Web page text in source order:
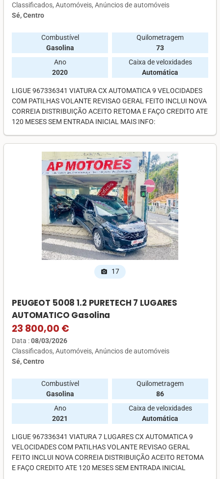
Classificados Automóveis Anúncios de automóveis
Sé, Centro
Combustível
Gasolina
Quilometragem
73
Ano
2020
Caixa de veloxidades
Automática
LIGUE 967336341 VIATURA CX AUTOMATICA 9 VELOCIDADES
COM PATILHAS VOLANTE REVISAO GERAL FEITO INCLUI NOVA
CORREIA DISTRIBUIÇÃO ACEITO RETOMA E FAÇO CREDITO ATE
120 MESES SEM ENTRADA INICIAL MAIS INFO:
photo_camera 17
PEUGEOT 5008 1.2 PURETECH 7 LUGARES
AUTOMATICO Gasolina
23 800,00 €
Data :08/03/2026
Classificados Automóveis Anúncios de automóveis
Sé, Centro
Combustível
Gasolina
Quilometragem
86
Ano
2021
Caixa de veloxidades
Automática
LIGUE 967336341 VIATURA 7 LUGARES CX AUTOMATICA 9
VELOCIDADES COM PATILHAS VOLANTE REVISAO GERAL
FEITO INCLUI NOVA CORREIA DISTRIBUIÇÃO ACEITO RETOMA
E FAÇO CREDITO ATE 120 MESES SEM ENTRADA INICIAL